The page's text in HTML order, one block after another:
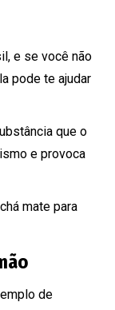
e se você não
pode te ajudar
que o
e provoca
mate para
de